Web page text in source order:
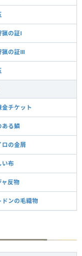
の証Ⅰ
猟の証Ⅲ
金チケット
ある鱗
ロの金屑
い布
ャ反物
ドンの毛織物